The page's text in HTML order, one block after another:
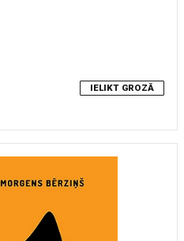
IELIKT GROZĀ